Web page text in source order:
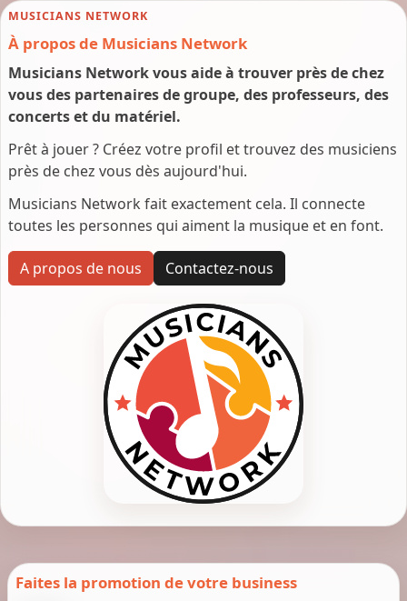
MUSICIANS NETWORK
À propos de Musicians Network
Musicians Network vous aide à trouver près de chez
vous des partenaires de groupe, des professeurs, des
concerts et du matériel.
Prêt à jouer ? Créez votre profil et trouvez des musiciens
près de chez vous dès aujourd'hui.
Musicians Network fait exactement cela. Il connecte
toutes les personnes qui aiment la musique et en font.
A propos de nous Contactez-nous
Faites la promotion de votre business